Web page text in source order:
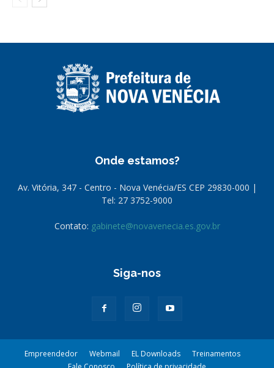
Onde estamos?
Av. Vitória, 347 - Centro - Nova Venécia/ES CEP 29830-000 |
Tel: 27 3752-9000
Contato: gabinete@novavenecia.es.gov.br
Siga-nos
Empreendedor Webmail EL Downloads
Treinamentos